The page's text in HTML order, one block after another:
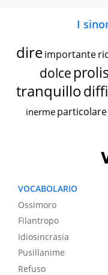
I
dire importante
dolce
tranquillo
inerme particolare
VOCABOLARIO
Ossimoro
Filantropo
Idiosincrasia
Pusillanime
Refuso